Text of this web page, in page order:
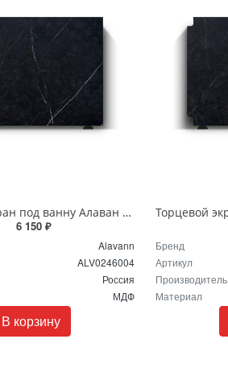
Торцевой экран под ванну Алаван Альт 75 см черный мрамор ALV0246004
6 150 ₽
Alavann
ALV0246004
Россия
МДФ
В корзину
Бренд
Артикул
Производитель
Материал